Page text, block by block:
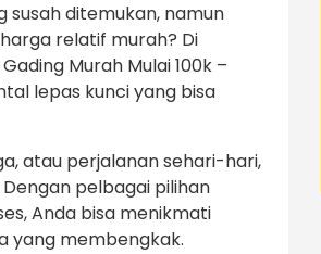
ditemukan, namun
relatif murah? Di
Murah Mulai 100k –
lepas kunci yang bisa
atau perjalanan sehari-hari,
pelbagai pilihan
Anda bisa menikmati
yang membengkak.